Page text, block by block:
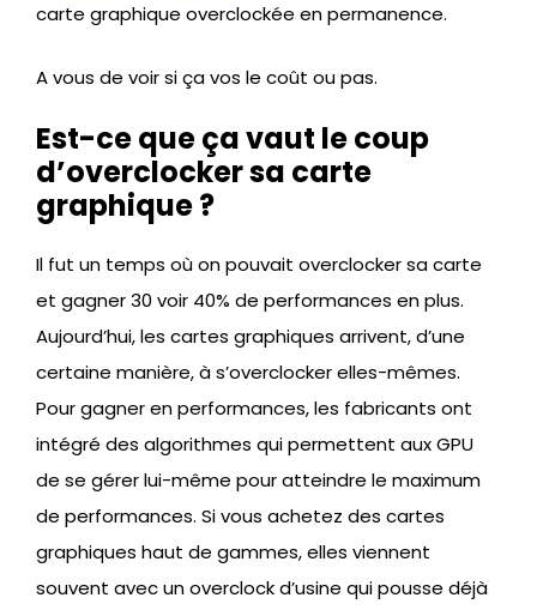
carte graphique overclockée en permanence.
A vous de voir si ça vos le coût ou pas.
Est-ce que ça vaut le coup
d’overclocker sa carte
graphique ?
Il fut un temps où on pouvait overclocker sa carte
et gagner 30 voir 40% de performances en plus.
Aujourd’hui, les cartes graphiques arrivent, d’une
certaine manière, à s’overclocker elles-mêmes.
Pour gagner en performances, les fabricants ont
intégré des algorithmes qui permettent aux GPU
de se gérer lui-même pour atteindre le maximum
de performances. Si vous achetez des cartes
graphiques haut de gammes, elles viennent
souvent avec un overclock d’usine qui pousse déjà